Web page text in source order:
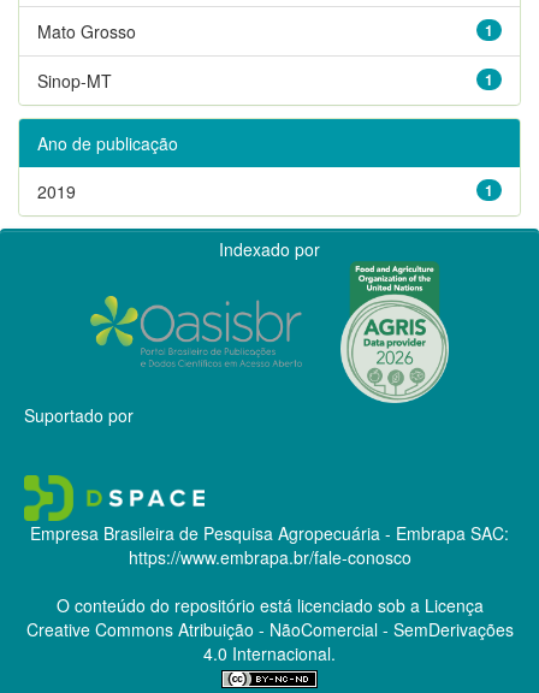
1
Mato Grosso
1
Sinop-MT
Ano de publicação
1
2019
Indexado por
Suportado por
Empresa Brasileira de Pesquisa Agropecuária - Embrapa SAC:
https://www.embrapa.br/fale-conosco
O conteúdo do repositório está licenciado sob a Licença
Creative CommonsAtribuição - NãoComercial - SemDerivações
4.0 Internacional.